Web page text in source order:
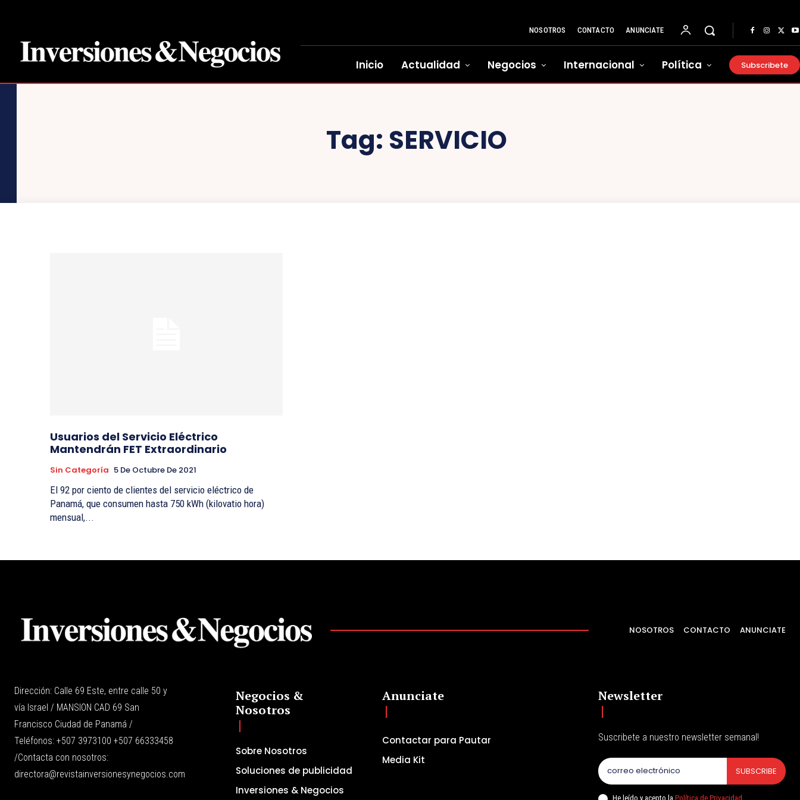
NOSOTROS CONTACTO ANUNCIATE
Inicio Actualidad Negocios Internacional Política Subscribete
Tag: SERVICIO
Usuarios del Servicio Eléctrico
Mantendrán FET Extraordinario
Sin Categoría 5 De Octubre De 2021
El 92 por ciento de clientes del servicio eléctrico de
Panamá, que consumen hasta 750 kWh (kilovatio hora)
mensual,...
NOSOTROS CONTACTO ANUNCIATE
Dirección: Calle 69 Este, entre calle 50 y
vía Israel / MANSION CAD 69 San
Francisco Ciudad de Panamá /
Teléfonos: +507 3973100 +507 66333458
/Contacta con nosotros:
directora@revistainversionesynegocios.com
Negocios &
Nosotros
Sobre Nosotros
Soluciones de publicidad
Inversiones & Negocios
Anunciate
Contactar para Pautar
Media Kit
Newsletter
Suscribete a nuestro newsletter semanal!
SUBSCRIBE
He leído y acepto laPolítica de Privacidad